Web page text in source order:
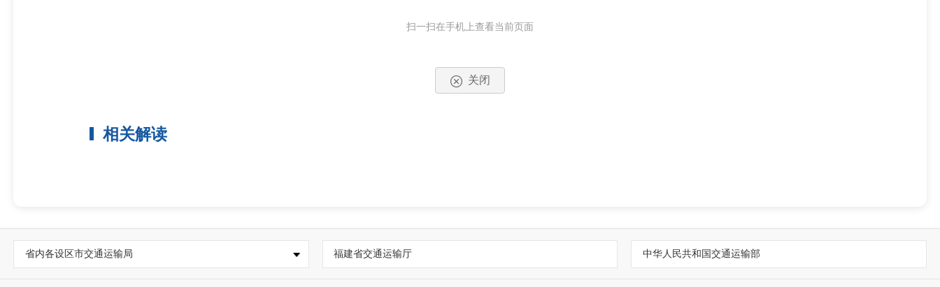
扫一扫在手机上查看当前页面
关闭
相关解读
省内各设区市交通运输局 福建省交通运输厅 中华人民共和国交通运输部